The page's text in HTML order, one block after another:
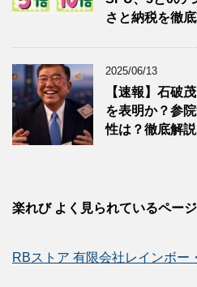
さと納税を徹
2025/06/13
【速報】石破
を表明か？参
性は？徹底解説
楽れび よく見られているページ
RBストア 有限会社レインボー